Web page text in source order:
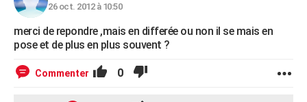
26 oct. 2012 à 10:50
merci de repondre ,mais en differée ou non il se mais en
pose et de plus en plus souvent ?
Commenter 0